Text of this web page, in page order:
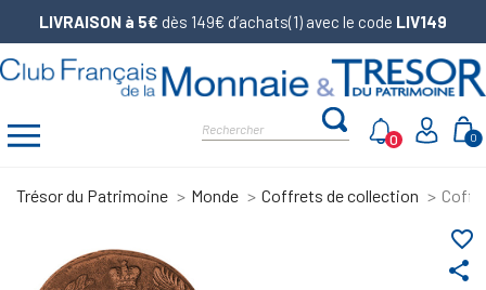
LIVRAISON à 5€ dès 149€ d’achats(1) avec le code LIV149
0
0
Trésor du Patrimoine Monde Coffrets de collection
share
favorite_border